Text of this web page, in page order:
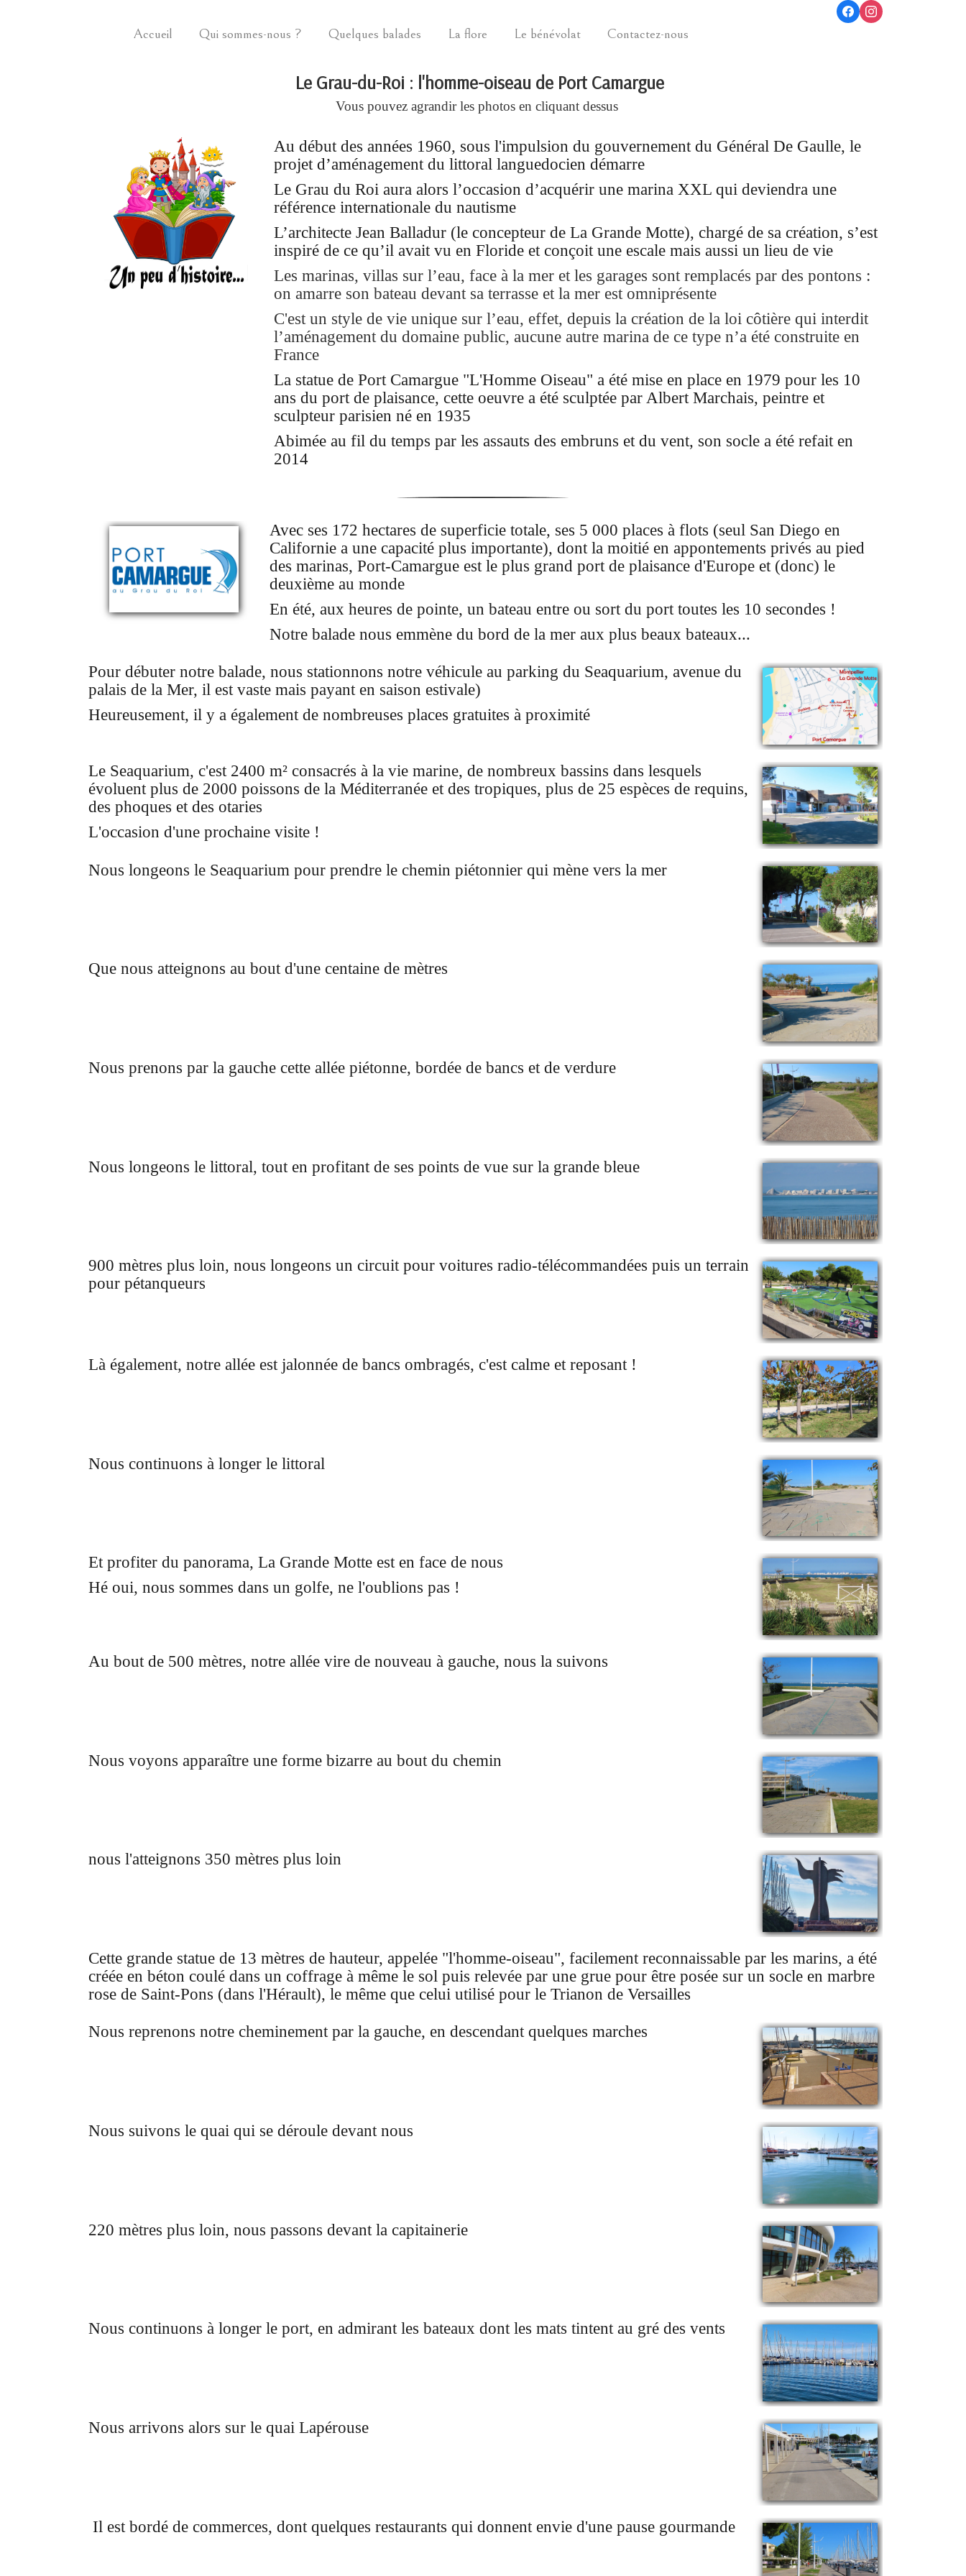
Accueil Qui sommes-nous ? Quelques balades La flore Le bénévolat Contactez-nous
Le Grau-du-Roi : l'homme-oiseau de Port Camargue
Vous pouvez agrandir les photos en cliquant dessus
Au début des années 1960, sous l'impulsion du gouvernement du Général De Gaulle, le
projet d’aménagement du littoral languedocien démarre
Le Grau du Roi aura alors l’occasion d’acquérir une marina XXL qui deviendra une
référence internationale du nautisme
L’architecte Jean Balladur (le concepteur de La Grande Motte), chargé de sa création, s’est
inspiré de ce qu’il avait vu en Floride et conçoit une escale mais aussi un lieu de vie
Les marinas, villas sur l’eau, face à la mer et les garages sont remplacés par des pontons :
on amarre son bateau devant sa terrasse et la mer est omniprésente
C'est un style de vie unique sur l’eau, effet, depuis la création de la loi côtière qui interdit
l’aménagement du domaine public, aucune autre marina de ce type n’a été construite en
France
La statue de Port Camargue "L'Homme Oiseau" a été mise en place en 1979 pour les 10
ans du port de plaisance, cette oeuvre a été sculptée par Albert Marchais, peintre et
sculpteur parisien né en 1935
Abimée au fil du temps par les assauts des embruns et du vent, son socle a été refait en
2014
Avec ses 172 hectares de superficie totale, ses 5 000 places à flots (seul San Diego en
Californie a une capacité plus importante), dont la moitié en appontements privés au pied
des marinas, Port-Camargue est le plus grand port de plaisance d'Europe et (donc) le
deuxième au monde
En été, aux heures de pointe, un bateau entre ou sort du port toutes les 10 secondes !
Notre balade nous emmène du bord de la mer aux plus beaux bateaux...
Pour débuter notre balade, nous stationnons notre véhicule au parking du Seaquarium, avenue du
palais de la Mer, il est vaste mais payant en saison estivale)
Heureusement, il y a également de nombreuses places gratuites à proximité
Le Seaquarium, c'est 2400 m² consacrés à la vie marine, de nombreux bassins dans lesquels
évoluent plus de 2000 poissons de la Méditerranée et des tropiques, plus de 25 espèces de requins,
des phoques et des otaries
L'occasion d'une prochaine visite !
Nous longeons le Seaquarium pour prendre le chemin piétonnier qui mène vers la mer
Que nous atteignons au bout d'une centaine de mètres
Nous prenons par la gauche cette allée piétonne, bordée de bancs et de verdure
Nous longeons le littoral, tout en profitant de ses points de vue sur la grande bleue
900 mètres plus loin, nous longeons un circuit pour voitures radio-télécommandées puis un terrain
pour pétanqueurs
Là également, notre allée est jalonnée de bancs ombragés, c'est calme et reposant !
Nous continuons à longer le littoral
Et profiter du panorama, La Grande Motte est en face de nous
Hé oui, nous sommes dans un golfe, ne l'oublions pas !
Au bout de 500 mètres, notre allée vire de nouveau à gauche, nous la suivons
Nous voyons apparaître une forme bizarre au bout du chemin
nous l'atteignons 350 mètres plus loin
Cette grande statue de 13 mètres de hauteur, appelée "l'homme-oiseau", facilement reconnaissable par les marins, a été
créée en béton coulé dans un coffrage à même le sol puis relevée par une grue pour être posée sur un socle en marbre
rose de Saint-Pons (dans l'Hérault), le même que celui utilisé pour le Trianon de Versailles
Nous reprenons notre cheminement par la gauche, en descendant quelques marches
Nous suivons le quai qui se déroule devant nous
220 mètres plus loin, nous passons devant la capitainerie
Nous continuons à longer le port, en admirant les bateaux dont les mats tintent au gré des vents
Nous arrivons alors sur le quai Lapérouse
Il est bordé de commerces, dont quelques restaurants qui donnent envie d'une pause gourmande